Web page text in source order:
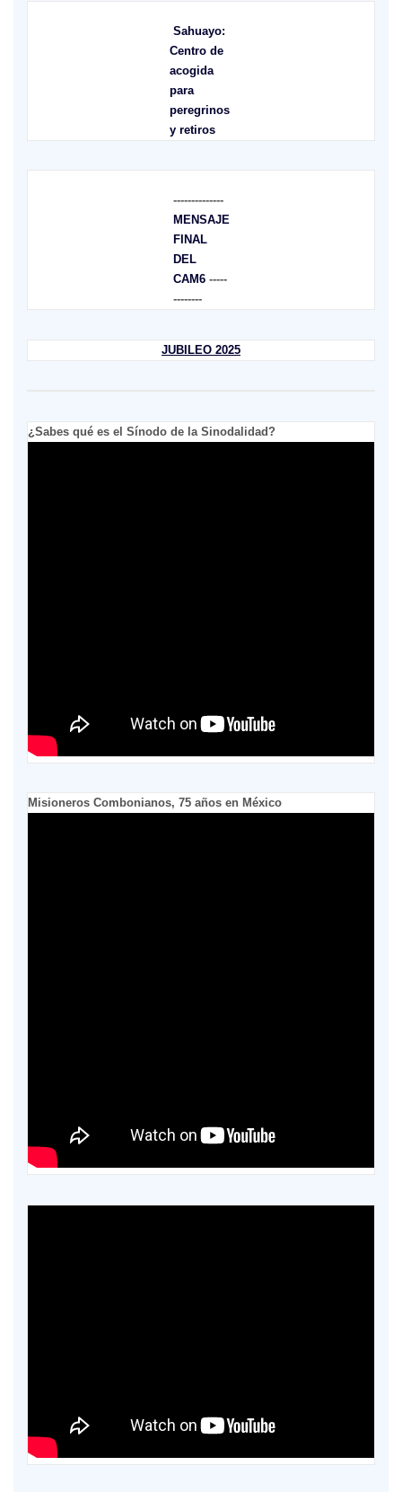
Sahuayo:
Centro de
acogida
para
peregrinos
y retiros
--------------
MENSAJE
FINAL
DEL
CAM6-----
--------
JUBILEO 2025
¿Sabes qué es el Sínodo de la Sinodalidad?
Misioneros Combonianos, 75 años en México